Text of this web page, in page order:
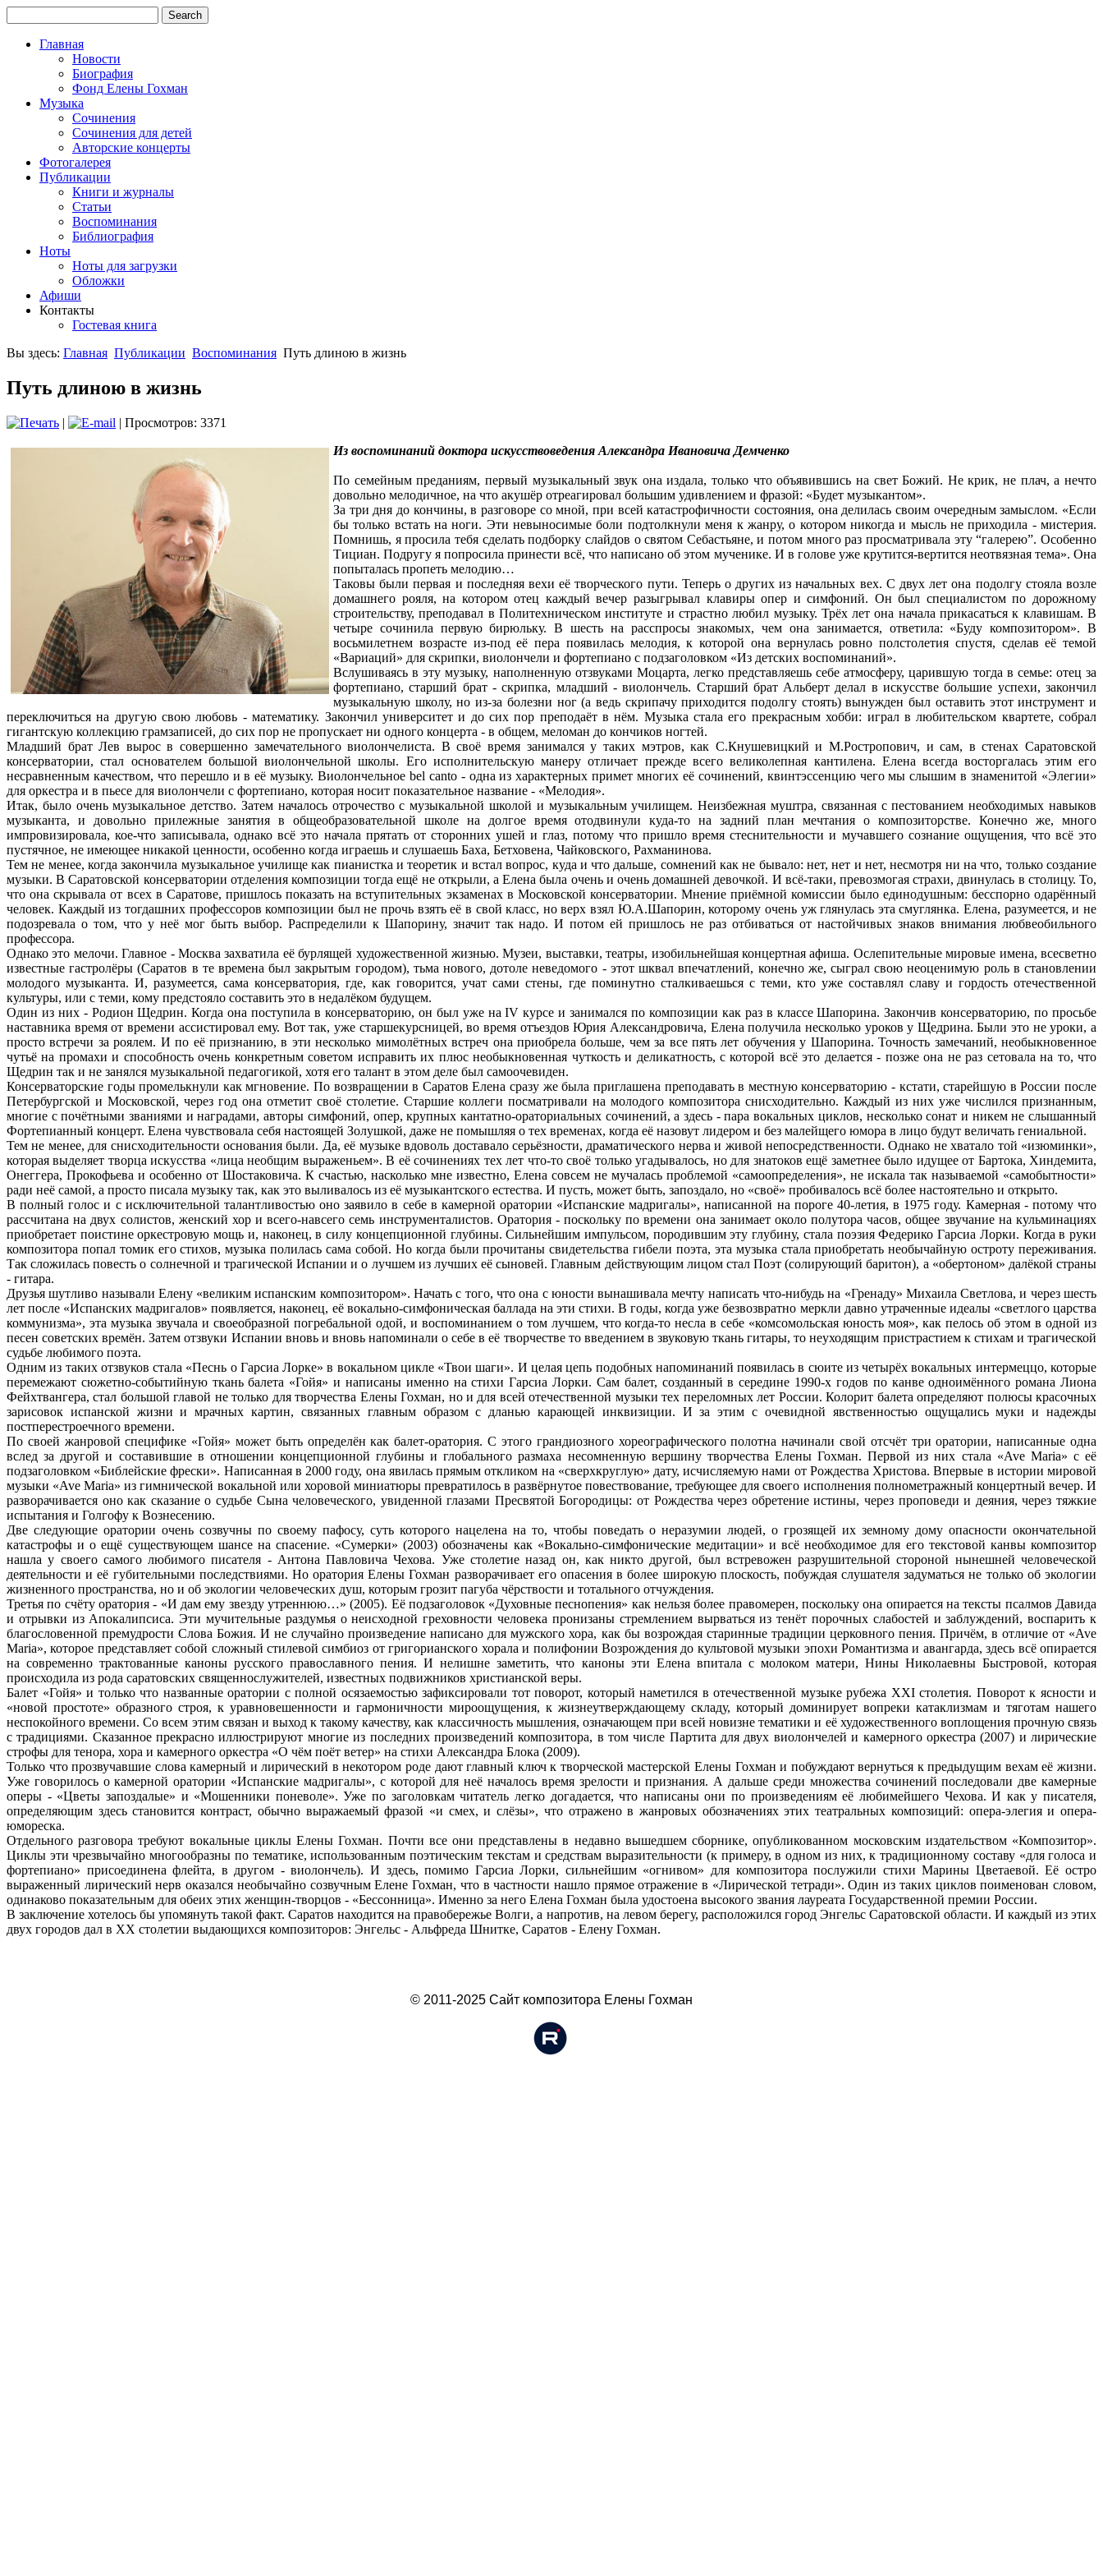
Главная
Новости
Биография
Фонд Елены Гохман
Музыка
Сочинения
Сочинения для детей
Авторские концерты
Фотогалерея
Публикации
Книги и журналы
Статьи
Воспоминания
Библиография
Ноты
Ноты для загрузки
Обложки
Афиши
Контакты
Гостевая книга
Вы здесь: Главная Публикации Воспоминания Путь длиною в жизнь
Путь длиною в жизнь
|
| Просмотров: 3371
Из воспоминаний доктора искусствоведения Александра Ивановича Демченко
По семейным преданиям, первый музыкальный звук она издала, только что объявившись на свет Божий. Не крик, не плач, а нечто
довольно мелодичное, на что акушёр отреагировал большим удивлением и фразой: «Будет музыкантом».
За три дня до кончины, в разговоре со мной, при всей катастрофичности состояния, она делилась своим очередным замыслом. «Если
бы только встать на ноги. Эти невыносимые боли подтолкнули меня к жанру, о котором никогда и мысль не приходила - мистерия.
Помнишь, я просила тебя сделать подборку слайдов о святом Себастьяне, и потом много раз просматривала эту “галерею”. Особенно
Тициан. Подругу я попросила принести всё, что написано об этом мученике. И в голове уже крутится-вертится неотвязная тема». Она
попыталась пропеть мелодию…
Таковы были первая и последняя вехи её творческого пути. Теперь о других из начальных вех. С двух лет она подолгу стояла возле
домашнего рояля, на котором отец каждый вечер разыгрывал клавиры опер и симфоний. Он был специалистом по дорожному
строительству, преподавал в Политехническом институте и страстно любил музыку. Трёх лет она начала прикасаться к клавишам. В
четыре сочинила первую бирюльку. В шесть на расспросы знакомых, чем она занимается, ответила: «Буду композитором». В
восьмилетнем возрасте из-под её пера появилась мелодия, к которой она вернулась ровно полстолетия спустя, сделав её темой
«Вариаций» для скрипки, виолончели и фортепиано с подзаголовком «Из детских воспоминаний».
Вслушиваясь в эту музыку, наполненную отзвуками Моцарта, легко представляешь себе атмосферу, царившую тогда в семье: отец за
фортепиано, старший брат - скрипка, младший - виолончель. Старший брат Альберт делал в искусстве большие успехи, закончил
музыкальную школу, но из-за болезни ног (а ведь скрипачу приходится подолгу стоять) вынужден был оставить этот инструмент и
переключиться на другую свою любовь - математику. Закончил университет и до сих пор преподаёт в нём. Музыка стала его прекрасным хобби: играл в любительском квартете, собрал
гигантскую коллекцию грамзаписей, до сих пор не пропускает ни одного концерта - в общем, меломан до кончиков ногтей.
Младший брат Лев вырос в совершенно замечательного виолончелиста. В своё время занимался у таких мэтров, как С.Кнушевицкий и М.Ростропович, и сам, в стенах Саратовской
консерватории, стал основателем большой виолончельной школы. Его исполнительскую манеру отличает прежде всего великолепная кантилена. Елена всегда восторгалась этим его
несравненным качеством, что перешло и в её музыку. Виолончельное bel canto - одна из характерных примет многих её сочинений, квинтэссенцию чего мы слышим в знаменитой «Элегии»
для оркестра и в пьесе для виолончели с фортепиано, которая носит показательное название - «Мелодия».
Итак, было очень музыкальное детство. Затем началось отрочество с музыкальной школой и музыкальным училищем. Неизбежная муштра, связанная с пестованием необходимых навыков
музыканта, и довольно прилежные занятия в общеобразовательной школе на долгое время отодвинули куда-то на задний план мечтания о композиторстве. Конечно же, много
импровизировала, кое-что записывала, однако всё это начала прятать от сторонних ушей и глаз, потому что пришло время стеснительности и мучавшего сознание ощущения, что всё это
пустячное, не имеющее никакой ценности, особенно когда играешь и слушаешь Баха, Бетховена, Чайковского, Рахманинова.
Тем не менее, когда закончила музыкальное училище как пианистка и теоретик и встал вопрос, куда и что дальше, сомнений как не бывало: нет, нет и нет, несмотря ни на что, только создание
музыки. В Саратовской консерватории отделения композиции тогда ещё не открыли, а Елена была очень и очень домашней девочкой. И всё-таки, превозмогая страхи, двинулась в столицу. То,
что она скрывала от всех в Саратове, пришлось показать на вступительных экзаменах в Московской консерватории. Мнение приёмной комиссии было единодушным: бесспорно одарённый
человек. Каждый из тогдашних профессоров композиции был не прочь взять её в свой класс, но верх взял Ю.А.Шапорин, которому очень уж глянулась эта смуглянка. Елена, разумеется, и не
подозревала о том, что у неё мог быть выбор. Распределили к Шапорину, значит так надо. И потом ей пришлось не раз отбиваться от настойчивых знаков внимания любвеобильного
профессора.
Однако это мелочи. Главное - Москва захватила её бурлящей художественной жизнью. Музеи, выставки, театры, изобильнейшая концертная афиша. Ослепительные мировые имена, всесветно
известные гастролёры (Саратов в те времена был закрытым городом), тьма нового, дотоле неведомого - этот шквал впечатлений, конечно же, сыграл свою неоценимую роль в становлении
молодого музыканта. И, разумеется, сама консерватория, где, как говорится, учат сами стены, где поминутно сталкиваешься с теми, кто уже составлял славу и гордость отечественной
культуры, или с теми, кому предстояло составить это в недалёком будущем.
Один из них - Родион Щедрин. Когда она поступила в консерваторию, он был уже на IV курсе и занимался по композиции как раз в классе Шапорина. Закончив консерваторию, по просьбе
наставника время от времени ассистировал ему. Вот так, уже старшекурсницей, во время отъездов Юрия Александровича, Елена получила несколько уроков у Щедрина. Были это не уроки, а
просто встречи за роялем. И по её признанию, в эти несколько мимолётных встреч она приобрела больше, чем за все пять лет обучения у Шапорина. Точность замечаний, необыкновенное
чутьё на промахи и способность очень конкретным советом исправить их плюс необыкновенная чуткость и деликатность, с которой всё это делается - позже она не раз сетовала на то, что
Щедрин так и не занялся музыкальной педагогикой, хотя его талант в этом деле был самоочевиден.
Консерваторские годы промелькнули как мгновение. По возвращении в Саратов Елена сразу же была приглашена преподавать в местную консерваторию - кстати, старейшую в России после
Петербургской и Московской, через год она отметит своё столетие. Старшие коллеги посматривали на молодого композитора снисходительно. Каждый из них уже числился признанным,
многие с почётными званиями и наградами, авторы симфоний, опер, крупных кантатно-ораториальных сочинений, а здесь - пара вокальных циклов, несколько сонат и никем не слышанный
Фортепианный концерт. Елена чувствовала себя настоящей Золушкой, даже не помышляя о тех временах, когда её назовут лидером и без малейщего юмора в лицо будут величать гениальной.
Тем не менее, для снисходительности основания были. Да, её музыке вдоволь доставало серьёзности, драматического нерва и живой непосредственности. Однако не хватало той «изюминки»,
которая выделяет творца искусства «лица необщим выраженьем». В её сочинениях тех лет что-то своё только угадывалось, но для знатоков ещё заметнее было идущее от Бартока, Хиндемита,
Онеггера, Прокофьева и особенно от Шостаковича. К счастью, насколько мне известно, Елена совсем не мучалась проблемой «самоопределения», не искала так называемой «самобытности»
ради неё самой, а просто писала музыку так, как это выливалось из её музыкантского естества. И пусть, может быть, запоздало, но «своё» пробивалось всё более настоятельно и открыто.
В полный голос и с исключительной талантливостью оно заявило в себе в камерной оратории «Испанские мадригалы», написанной на пороге 40-летия, в 1975 году. Камерная - потому что
рассчитана на двух солистов, женский хор и всего-навсего семь инструменталистов. Оратория - поскольку по времени она занимает около полутора часов, общее звучание на кульминациях
приобретает поистине оркестровую мощь и, наконец, в силу концепционной глубины. Сильнейшим импульсом, породившим эту глубину, стала поэзия Федерико Гарсиа Лорки. Когда в руки
композитора попал томик его стихов, музыка полилась сама собой. Но когда были прочитаны свидетельства гибели поэта, эта музыка стала приобретать необычайную остроту переживания.
Так сложилась повесть о солнечной и трагической Испании и о лучшем из лучших её сыновей. Главным действующим лицом стал Поэт (солирующий баритон), а «обертоном» далёкой страны
- гитара.
Друзья шутливо называли Елену «великим испанским композитором». Начать с того, что она с юности вынашивала мечту написать что-нибудь на «Гренаду» Михаила Светлова, и через шесть
лет после «Испанских мадригалов» появляется, наконец, её вокально-симфоническая баллада на эти стихи. В годы, когда уже безвозвратно меркли давно утраченные идеалы «светлого царства
коммунизма», эта музыка звучала и своеобразной погребальной одой, и воспоминанием о том лучшем, что когда-то несла в себе «комсомольская юность моя», как пелось об этом в одной из
песен советских времён. Затем отзвуки Испании вновь и вновь напоминали о себе в её творчестве то введением в звуковую ткань гитары, то неуходящим пристрастием к стихам и трагической
судьбе любимого поэта.
Одним из таких отзвуков стала «Песнь о Гарсиа Лорке» в вокальном цикле «Твои шаги». И целая цепь подобных напоминаний появилась в сюите из четырёх вокальных интермеццо, которые
перемежают сюжетно-событийную ткань балета «Гойя» и написаны именно на стихи Гарсиа Лорки. Сам балет, созданный в середине 1990-х годов по канве одноимённого романа Лиона
Фейхтвангера, стал большой главой не только для творчества Елены Гохман, но и для всей отечественной музыки тех переломных лет России. Колорит балета определяют полюсы красочных
зарисовок испанской жизни и мрачных картин, связанных главным образом с дланью карающей инквизиции. И за этим с очевидной явственностью ощущались муки и надежды
постперестроечного времени.
По своей жанровой специфике «Гойя» может быть определён как балет-оратория. С этого грандиозного хореографического полотна начинали свой отсчёт три оратории, написанные одна
вслед за другой и составившие в отношении концепционной глубины и глобального размаха несомненную вершину творчества Елены Гохман. Первой из них стала «Ave Maria» с её
подзаголовком «Библейские фрески». Написанная в 2000 году, она явилась прямым откликом на «сверхкруглую» дату, исчисляемую нами от Рождества Христова. Впервые в истории мировой
музыки «Ave Maria» из гимнической вокальной или хоровой миниатюры превратилось в развёрнутое повествование, требующее для своего исполнения полнометражный концертный вечер. И
разворачивается оно как сказание о судьбе Сына человеческого, увиденной глазами Пресвятой Богородицы: от Рождества через обретение истины, через проповеди и деяния, через тяжкие
испытания и Голгофу к Вознесению.
Две следующие оратории очень созвучны по своему пафосу, суть которого нацелена на то, чтобы поведать о неразумии людей, о грозящей их земному дому опасности окончательной
катастрофы и о ещё существующем шансе на спасение. «Сумерки» (2003) обозначены как «Вокально-симфонические медитации» и всё необходимое для его текстовой канвы композитор
нашла у своего самого любимого писателя - Антона Павловича Чехова. Уже столетие назад он, как никто другой, был встревожен разрушительной стороной нынешней человеческой
деятельности и её губительными последствиями. Но оратория Елены Гохман разворачивает его опасения в более широкую плоскость, побуждая слушателя задуматься не только об экологии
жизненного пространства, но и об экологии человеческих душ, которым грозит пагуба чёрствости и тотального отчуждения.
Третья по счёту оратория - «И дам ему звезду утреннюю…» (2005). Её подзаголовок «Духовные песнопения» как нельзя более правомерен, поскольку она опирается на тексты псалмов Давида
и отрывки из Апокалипсиса. Эти мучительные раздумья о неисходной греховности человека пронизаны стремлением вырваться из тенёт порочных слабостей и заблуждений, воспарить к
благословенной премудрости Слова Божия. И не случайно произведение написано для мужского хора, как бы возрождая старинные традиции церковного пения. Причём, в отличие от «Ave
Maria», которое представляет собой сложный стилевой симбиоз от григорианского хорала и полифонии Возрождения до культовой музыки эпохи Романтизма и авангарда, здесь всё опирается
на современно трактованные каноны русского православного пения. И нелишне заметить, что каноны эти Елена впитала с молоком матери, Нины Николаевны Быстровой, которая
происходила из рода саратовских священнослужителей, известных подвижников христианской веры.
Балет «Гойя» и только что названные оратории с полной осязаемостью зафиксировали тот поворот, который наметился в отечественной музыке рубежа XXI столетия. Поворот к ясности и
«новой простоте» образного строя, к уравновешенности и гармоничности мироощущения, к жизнеутверждающему складу, который доминирует вопреки катаклизмам и тяготам нашего
неспокойного времени. Со всем этим связан и выход к такому качеству, как классичность мышления, означающем при всей новизне тематики и её художественного воплощения прочную связь
с традициями. Сказанное прекрасно иллюстрируют многие из последних произведений композитора, в том числе Партита для двух виолончелей и камерного оркестра (2007) и лирические
строфы для тенора, хора и камерного оркестра «О чём поёт ветер» на стихи Александра Блока (2009).
Только что прозвучавшие слова камерный и лирический в некотором роде дают главный ключ к творческой мастерской Елены Гохман и побуждают вернуться к предыдущим вехам её жизни.
Уже говорилось о камерной оратории «Испанские мадригалы», с которой для неё началось время зрелости и признания. А дальше среди множества сочинений последовали две камерные
оперы - «Цветы запоздалые» и «Мошенники поневоле». Уже по заголовкам читатель легко догадается, что написаны они по произведениям её любимейшего Чехова. И как у писателя,
определяющим здесь становится контраст, обычно выражаемый фразой «и смех, и слёзы», что отражено в жанровых обозначениях этих театральных композиций: опера-элегия и опера-
юмореска.
Отдельного разговора требуют вокальные циклы Елены Гохман. Почти все они представлены в недавно вышедшем сборнике, опубликованном московским издательством «Композитор».
Циклы эти чрезвычайно многообразны по тематике, использованным поэтическим текстам и средствам выразительности (к примеру, в одном из них, к традиционному составу «для голоса и
фортепиано» присоединена флейта, в другом - виолончель). И здесь, помимо Гарсиа Лорки, сильнейшим «огнивом» для композитора послужили стихи Марины Цветаевой. Её остро
выраженный лирический нерв оказался необычайно созвучным Елене Гохман, что в частности нашло прямое отражение в «Лирической тетради». Один из таких циклов поименован словом,
одинаково показательным для обеих этих женщин-творцов - «Бессонница». Именно за него Елена Гохман была удостоена высокого звания лауреата Государственной премии России.
В заключение хотелось бы упомянуть такой факт. Саратов находится на правобережье Волги, а напротив, на левом берегу, расположился город Энгельс Саратовской области. И каждый из этих
двух городов дал в ХХ столетии выдающихся композиторов: Энгельс - Альфреда Шнитке, Саратов - Елену Гохман.
© 2011-2025 Сайт композитора Елены Гохман